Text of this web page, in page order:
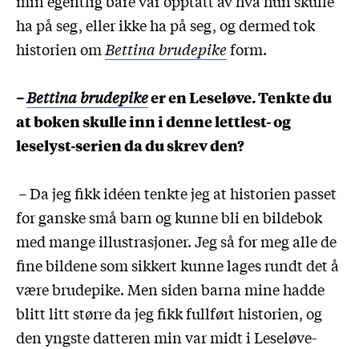
ha på seg, eller ikke ha på seg, og dermed tok
historien om Bettina brudepikeform.
–Bettina brudepikeer en Leseløve. Tenkte du
at boken skulle inn i denne lettlest- og
leselyst-serien da du skrev den?
– Da jeg fikk idéen tenkte jeg at historien passet
for ganske små barn og kunne bli en bildebok
med mange illustrasjoner. Jeg så for meg alle de
fine bildene som sikkert kunne lages rundt det å
være brudepike. Men siden barna mine hadde
blitt litt større da jeg fikk fullført historien, og
den yngste datteren min var midt i Leseløve-